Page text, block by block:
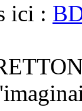
ici :